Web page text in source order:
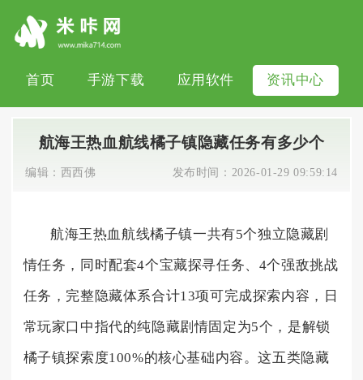
首页 手游下载 应用软件 资讯中心
航海王热血航线橘子镇隐藏任务有多少个
编辑： 西西佛 发布时间： 2026-01-29 09:59:14
航海王热血航线橘子镇一共有5个独立隐藏剧
情任务，同时配套4个宝藏探寻任务、4个强敌挑战
任务，完整隐藏体系合计13项可完成探索内容，日
常玩家口中指代的纯隐藏剧情固定为5个，是解锁
橘子镇探索度100%的核心基础内容。这五类隐藏